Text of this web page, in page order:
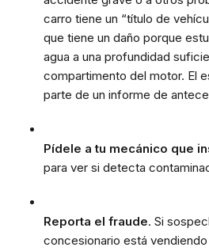
carro tiene un “título de
que tiene un daño porque
agua a una profundidad
compartimento del motor. El
parte de un informe de
Pídele a tu mecánico que
para ver si detecta
Reporta el fraude. Si
concesionario está